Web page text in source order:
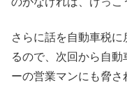
さらに話を自動車税
るので、次回から自
ーの営業マンにも脅